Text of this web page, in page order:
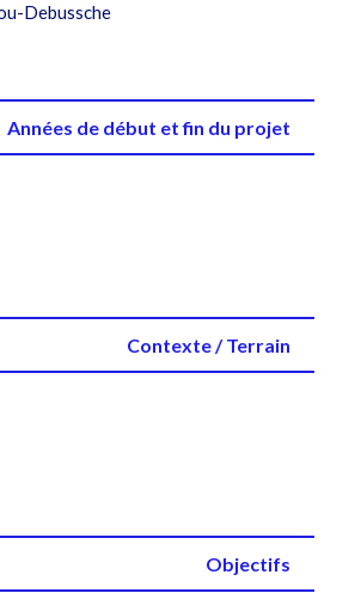
Debussche
Années de début et fin du projet
Contexte / Terrain
Objectifs